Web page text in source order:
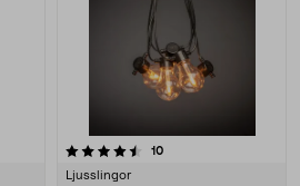
10recensioner
Ljusslingor